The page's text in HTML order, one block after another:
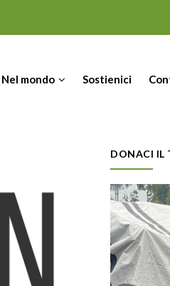
Nel mondo Sostienici
DONACI IL